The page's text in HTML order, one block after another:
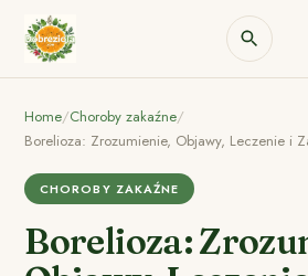
Home/Choroby zakaźne/
Borelioza: Zrozumienie, Objawy, Leczenie i
CHOROBY ZAKAŹNE
Borelioza: